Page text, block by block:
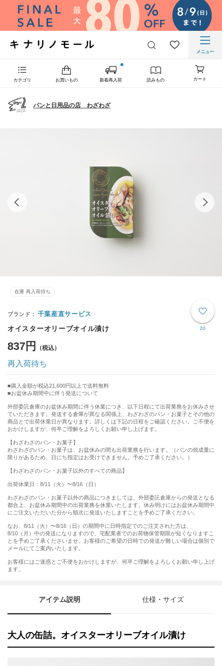
メニュー
カテゴリ お買いもの 新着再入荷 読みもの カート
パンと日用品の店 わざわざ
在庫 再入荷待ち
20
千葉産直サービス
オイスターオリーブオイル漬け
837円
再入荷待ち
購入金額が税込21,600円以上で送料無料
お盆休み期間中に伴う発送について
外部委託倉庫のお盆休み期間に伴う休業につき、以下日程にて出荷業務をお休みさせ
ていただきます。発送する倉庫が異なる関係上、わざわざのパン・お菓子とその他の
商品とで出荷休業日が異なります。詳しくは下記の日程をご確認ください。ご不便を
おかけしますが、何卒ご理解をよろしくお願い申し上げます。
【わざわざのパン・お菓子】
わざわざのパン・お菓子は、お盆休みの間も出荷業務を行います。（パンの焼成量に
限りがあるため、日にち指定はお受けできません。予めご了承ください。）
【わざわざのパン・お菓子以外のすべての商品】
出荷休業日：8/11（火）〜8/16（日）
わざわざのパン・お菓子以外の商品につきましては、外部委託倉庫からの発送となる
都合上、お盆休み期間中の出荷業務を休業いたします。休み明けにはお盆休み期間中
にご注文いただいた分から順次に発送いたしますことを予めご了承ください。
なお、8/11（火）〜8/16（日）の期間中に日時指定でのご注文された方は、
8/10（月）中の発送になりますので、宅配業者でのお荷物保管期限が短くなりますこ
とを予めご了承くださいませ。お客様のご希望の日時での発送が難しい場合は個別で
メールにてご案内いたします。
お客様にはご迷惑とご不便をおかけしますが、何卒ご理解をよろしくお願い申し上げ
ます。
アイテム説明 仕様・サイズ
大人の缶詰。オイスターオリーブオイル漬け